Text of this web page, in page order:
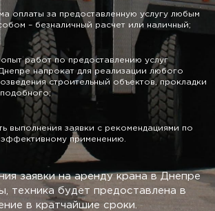
оплаты за предоставленную услугу любым
– безналичный расчет или наличный;
работ по предоставлению услуг
напрокат для реализации любого
строительный объектов, прокладки
выполнения заявки с рекомендациями по
применению.
заявки на аренду крана в Днепре
техника будет предоставлена в
в кратчайшие сроки.